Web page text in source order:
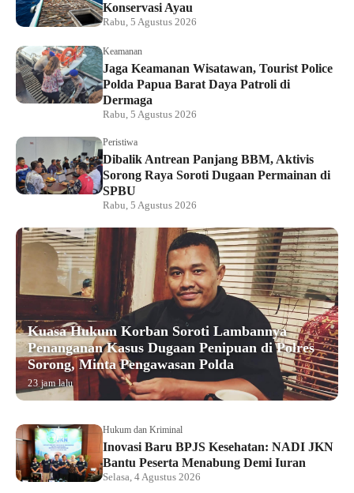
Konservasi Ayau
Rabu, 5 Agustus 2026
Keamanan
Jaga Keamanan Wisatawan, Tourist Police
Polda Papua Barat Daya Patroli di
Dermaga
Rabu, 5 Agustus 2026
Peristiwa
Dibalik Antrean Panjang BBM, Aktivis
Sorong Raya Soroti Dugaan Permainan di
SPBU
Rabu, 5 Agustus 2026
Kuasa Hukum Korban Soroti Lambannya
Penanganan Kasus Dugaan Penipuan di Polres
Sorong, Minta Pengawasan Polda
23 jam lalu
Hukum dan Kriminal
Inovasi Baru BPJS Kesehatan: NADI JKN
Bantu Peserta Menabung Demi Iuran
Selasa, 4 Agustus 2026